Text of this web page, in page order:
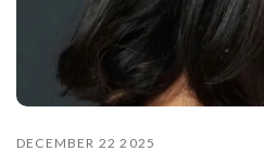
DECEMBER 22 2025